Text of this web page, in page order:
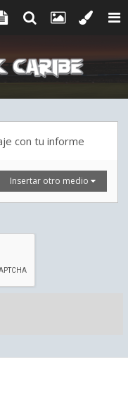
con tu informe
Insertar otro medio